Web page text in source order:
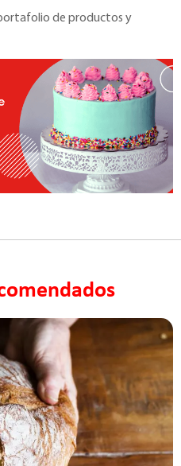
de productos y